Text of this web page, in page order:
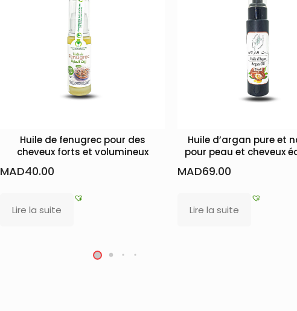
Huile de fenugrec pour des
cheveux forts et volumineux
MAD40.00
Lire la suite
Huile d’argan pure et
pour peau et cheveux
MAD69.00
Lire la suite